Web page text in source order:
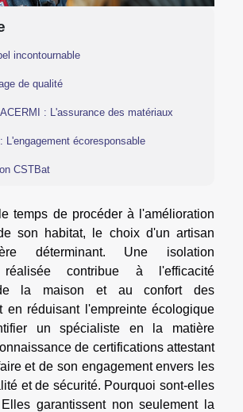
incontournable
de qualité
: L'assurance des matériaux
L'engagement écoresponsable
CSTBat
temps de procéder à l'amélioration
son habitat, le choix d'un artisan
déterminant. Une isolation
réalisée contribue à l'efficacité
la maison et au confort des
en réduisant l'empreinte écologique
un spécialiste en la matière
de certifications attestant
et de son engagement envers les
et de sécurité. Pourquoi sont-elles
garantissent non seulement la